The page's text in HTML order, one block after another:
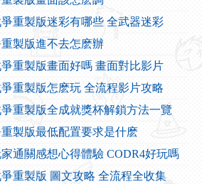
重製版迷彩有哪些 全武器迷彩
製版進不去怎麽辦
重製版畫面好嗎 畫面對比影片
重製版怎麽玩 全流程影片攻略
重製版全成就獎杯解鎖方法一覽
製版最低配置要求是什麽
通關感想心得體驗 CODR4好玩嗎
重製版 圖文攻略 全流程全收集